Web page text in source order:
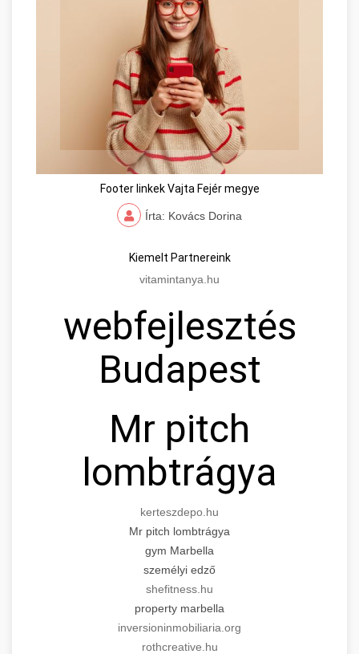
Footer linkek Vajta Fejér megye
Írta: Kovács Dorina
Kiemelt Partnereink
vitamintanya.hu
webfejlesztés
Budapest
Mr pitch
lombtrágya
kerteszdepo.hu
Mr pitch lombtrágya
gym Marbella
személyi edző
shefitness.hu
property marbella
inversioninmobiliaria.org
rothcreative.hu